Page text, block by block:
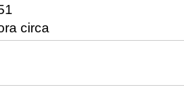
circa